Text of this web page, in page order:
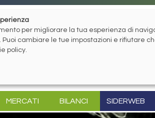
MERCATI BILANCI SIDERWEB
per migliorare la tua esperienza di
cambiare le tue impostazioni e rifiutare
policy.